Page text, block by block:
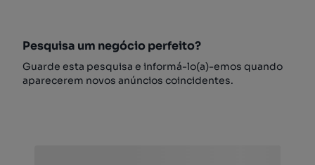
Pesquisa um negócio perfeito?
Guarde esta pesquisa e informá-lo(a)-emos quando
aparecerem novos anúncios coincidentes.